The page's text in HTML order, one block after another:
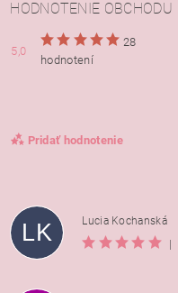
HODNOTENIE OBCHODU
5,0
28
hodnotení
Pridať hodnotenie
LK
Lucia Kochanská